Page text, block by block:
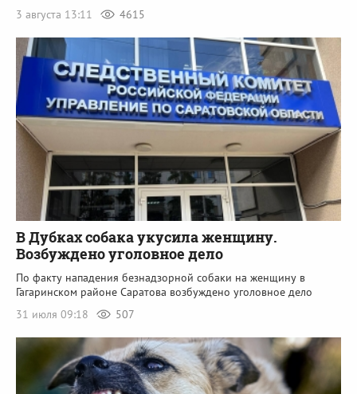
3 августа 13:11
4615
В Дубках собака укусила женщину.
Возбуждено уголовное дело
По факту нападения безнадзорной собаки на женщину в
Гагаринском районе Саратова возбуждено уголовное дело
31 июля 09:18
507